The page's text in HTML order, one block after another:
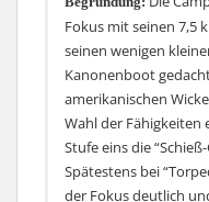
nur für Flak-
darunter
kann ist hier extra
damit wenn eher in
wenn man die
zu schützen.
Daher sind
“Inspekteur”
“Präventive
der Tirpitz, denn die
noch bessere
kollidiert diese
unbedingt wählen
verlieren, weshalb
dazu genommen)
helfen die Flugzeuge
etwas im Schach zu
abzuwehren. Das
sichert man durch
Maßnahmen”, was
ermöglicht und die
Fokus mit seinen 7,5
seinen wenigen
Kanonenboot
amerikanischen
Wahl der Fähigkeiten
Stufe eins die
Spätestens bei
der Fokus deutlich